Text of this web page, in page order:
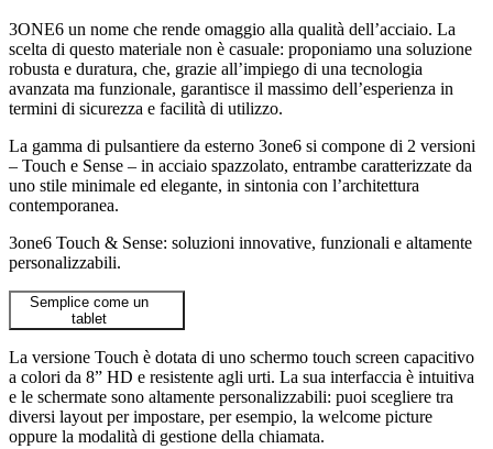
3ONE6 un nome che rende omaggio alla qualità dell’acciaio. La
scelta di questo materiale non è casuale: proponiamo una soluzione
robusta e duratura, che, grazie all’impiego di una tecnologia
avanzata ma funzionale, garantisce il massimo dell’esperienza in
termini di sicurezza e facilità di utilizzo.
La gamma di pulsantiere da esterno 3one6 si compone di 2 versioni
– Touch e Sense – in acciaio spazzolato, entrambe caratterizzate da
uno stile minimale ed elegante, in sintonia con l’architettura
contemporanea.
3one6 Touch & Sense: soluzioni innovative, funzionali e altamente
personalizzabili.
Semplice come un
tablet
La versione Touch è dotata di uno schermo touch screen capacitivo
a colori da 8” HD e resistente agli urti. La sua interfaccia è intuitiva
e le schermate sono altamente personalizzabili: puoi scegliere tra
diversi layout per impostare, per esempio, la welcome picture
oppure la modalità di gestione della chiamata.